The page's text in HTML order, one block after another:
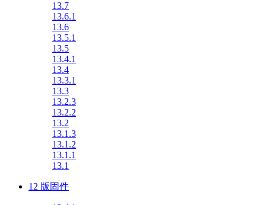
13.7
13.6.1
13.6
13.5.1
13.5
13.4.1
13.4
13.3.1
13.3
13.2.3
13.2.2
13.2
13.1.3
13.1.2
13.1.1
13.1
12 版固件